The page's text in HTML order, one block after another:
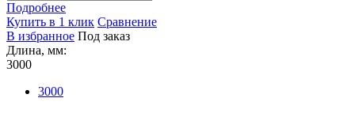
Подробнее
Купить в 1 клик Сравнение
В избранное Под заказ
Длина, мм:
3000
3000